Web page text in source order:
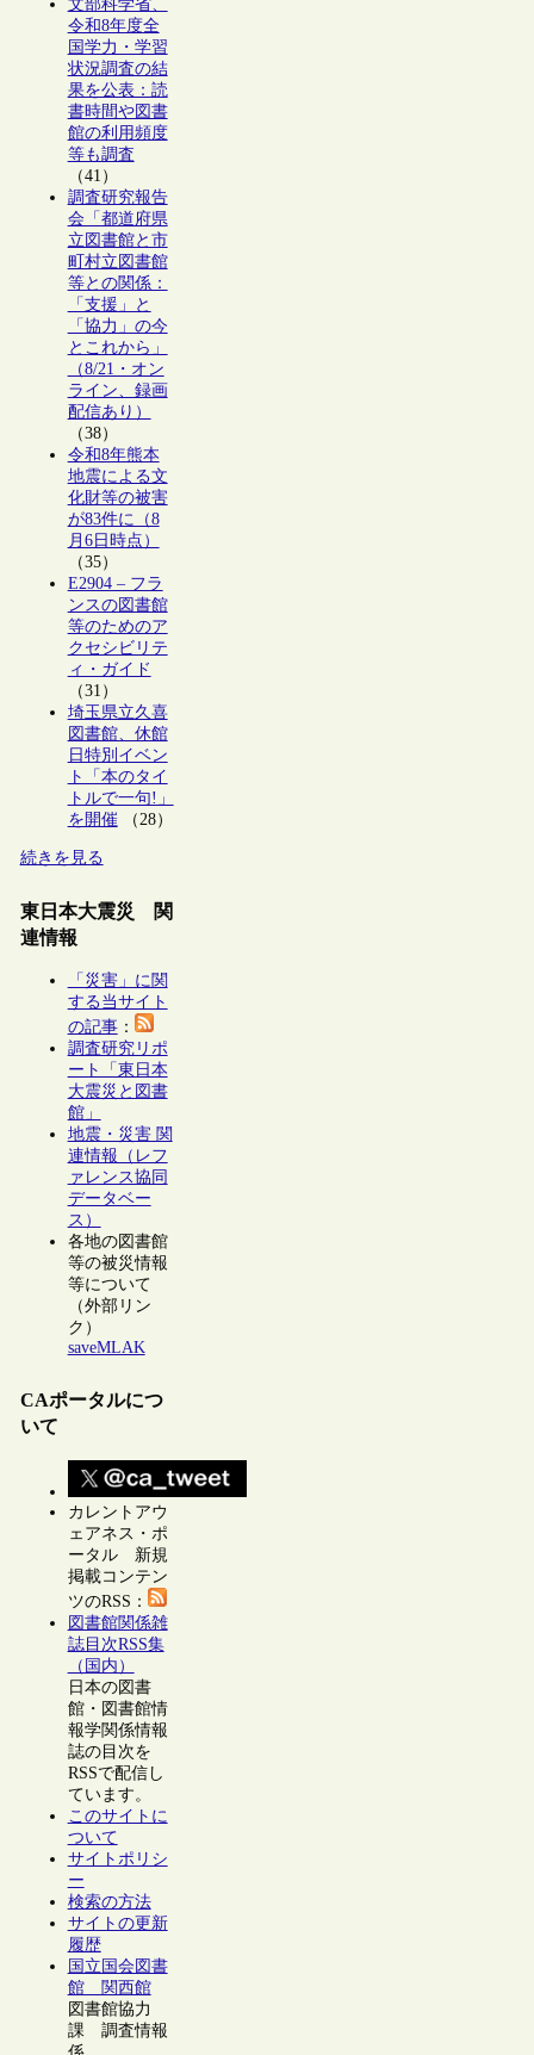
文部科学省、
令和8年度全
国学力・学習
状況調査の結
果を公表：読
書時間や図書
館の利用頻度
等も調査
（41）
調査研究報告
会「都道府県
立図書館と市
町村立図書館
等との関係：
「支援」と
「協力」の今
とこれから」
（8/21・オン
ライン、録画
配信あり）
（38）
令和8年熊本
地震による文
化財等の被害
が83件に（8
月6日時点）
（35）
E2904 – フラ
ンスの図書館
等のためのア
クセシビリテ
ィ・ガイド
（31）
埼玉県立久喜
図書館、休館
日特別イベン
ト「本のタイ
トルで一句!」
を開催（28）
続きを見る
東日本大震災 関
連情報
「災害」に関
する当サイト
の記事：
調査研究リポ
ート「東日本
大震災と図書
館」
地震・災害 関
連情報（レフ
ァレンス協同
データベー
ス）
各地の図書館
等の被災情報
等について
（外部リン
ク）
saveMLAK
CAポータルにつ
いて
カレントアウ
ェアネス・ポ
ータル 新規
掲載コンテン
ツのRSS：
図書館関係雑
誌目次RSS集
（国内）
日本の図書
館・図書館情
報学関係情報
誌の目次を
RSSで配信し
ています。
このサイトに
ついて
サイトポリシ
ー
検索の方法
サイトの更新
履歴
国立国会図書
館 関西館
図書館協力
課 調査情報